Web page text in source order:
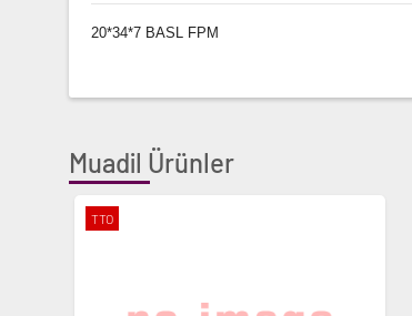
20*34*7 BASL FPM
Muadil Ürünler
TTO